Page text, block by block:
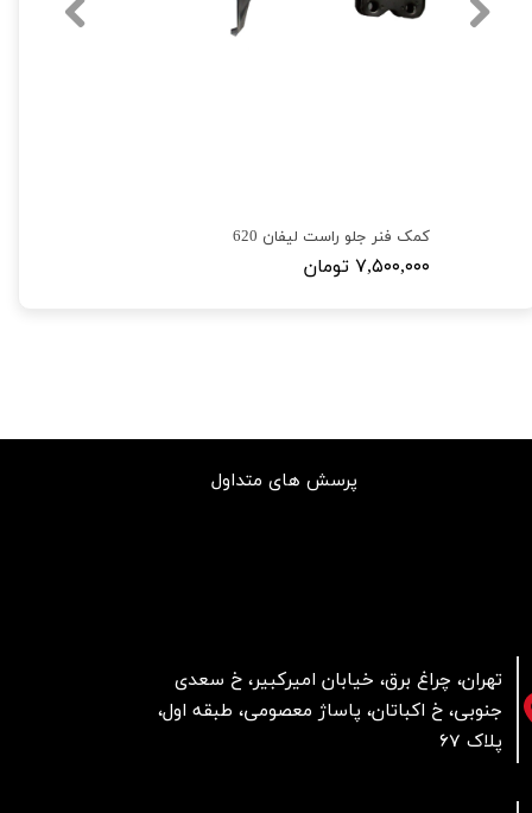
کمک فنر جلو راست لیفان 620
۷,۵۰۰,۰۰۰ تومان
تهران، چراغ برق، خیابان امیرکبیر، خ سعدی
جنوبی، خ اکباتان، پاساژ معصومی، طبقه اول،
پلاک 67
پرسش های متداول